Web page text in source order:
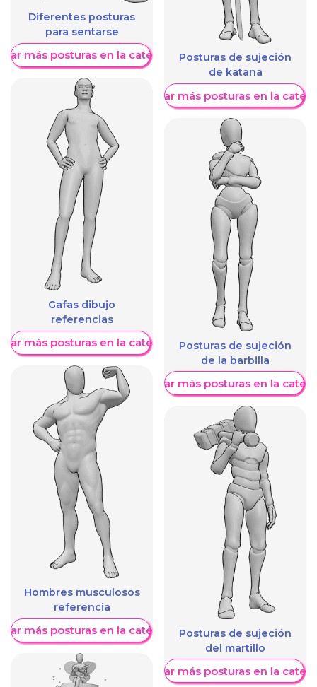
Diferentes posturas
para sentarse
más posturas en la categoría
Gafas dibujo
referencias
más posturas en la categoría
Hombres musculosos
referencia
más posturas en la categoría
Posturas de sujeción
de katana
Mostrar más posturas en la
Posturas de sujeción
de la barbilla
Mostrar más posturas en la
Posturas de sujeción
del martillo
Mostrar más posturas en la